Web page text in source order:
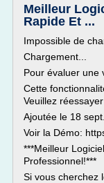
Meilleur
Rapide Et ...
Impossible de
Chargement...
Pour évaluer une
Cette
Veuillez
Ajoutée le 18
Voir la Démo:
***Meilleur
Professionnel!***
Si vous cherchez